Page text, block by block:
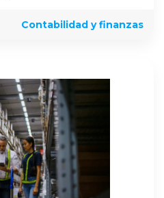
Contabilidad y finanzas